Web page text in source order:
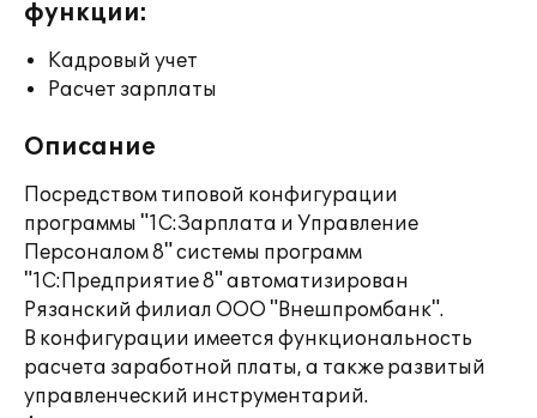
функции:
Кадровый учет
Расчет зарплаты
Описание
Посредством типовой конфигурации
программы "1С:Зарплата и Управление
Персоналом 8" системы программ
"1С:Предприятие 8" автоматизирован
Рязанский филиал ООО "Внешпромбанк".
В конфигурации имеется функциональность
расчета заработной платы, а также развитый
управленческий инструментарий.